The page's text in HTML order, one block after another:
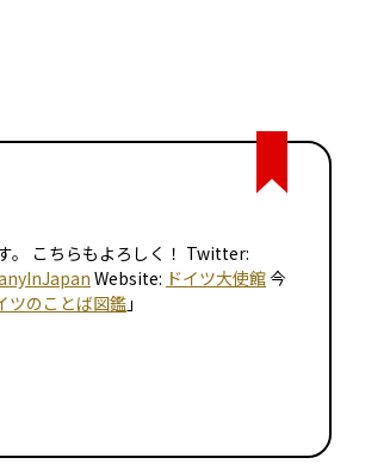
。 こちらもよろしく！ Twitter:
Website: ドイツ大使館今
ツのことば図鑑 」